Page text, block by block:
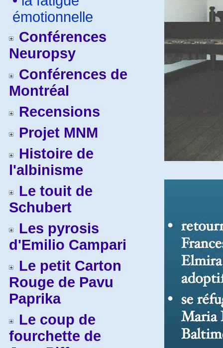
émotionnelle
Conférences
Neuropsy
Conférences de
Montréal
Recensions
Projet MNM
Histoire de
l'albinisme
Le touit de
Schubert
Les pyrosis
d'Emilio Campari
Le petit Carton
Rouge de Pavu
Paprika
Le coup de
fourchette de